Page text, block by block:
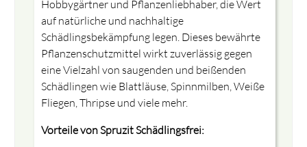
Hobbygärtner und Pflanzenliebhaber, die Wert
auf natürliche und nachhaltige
Schädlingsbekämpfung legen. Dieses bewährte
Pflanzenschutzmittel wirkt zuverlässig gegen
eine Vielzahl von saugenden und beißenden
Schädlingen wie Blattläuse, Spinnmilben, Weiße
Fliegen, Thripse und viele mehr.
Vorteile von Spruzit Schädlingsfrei: